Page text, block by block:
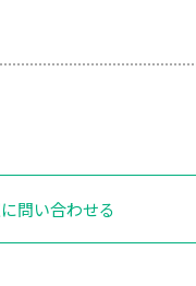
問い合わせる